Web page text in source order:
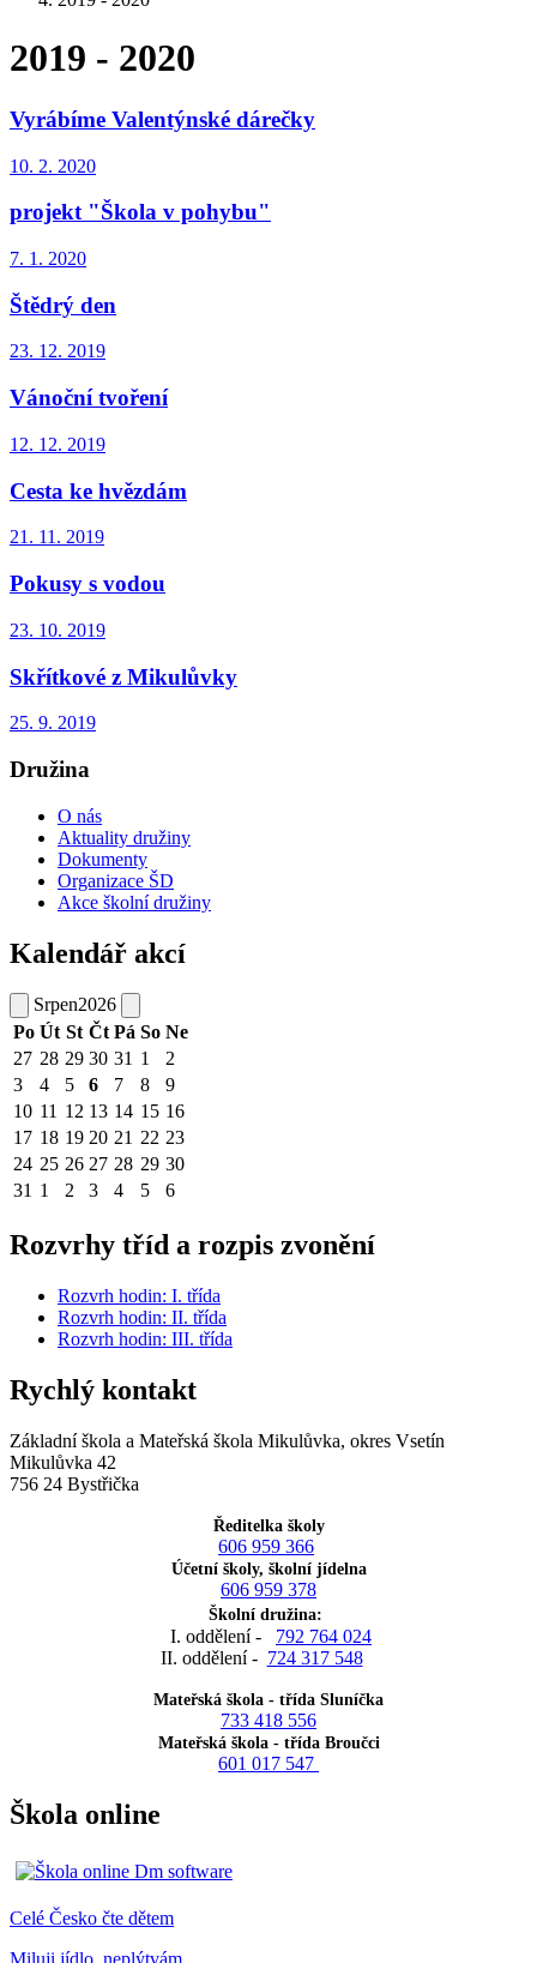
2019 - 2020
Vyrábíme Valentýnské dárečky
10. 2. 2020
projekt "Škola v pohybu"
7. 1. 2020
Štědrý den
23. 12. 2019
Vánoční tvoření
12. 12. 2019
Cesta ke hvězdám
21. 11. 2019
Pokusy s vodou
23. 10. 2019
Skřítkové z Mikulůvky
25. 9. 2019
Družina
O nás
Aktuality družiny
Dokumenty
Organizace ŠD
Akce školní družiny
Kalendář akcí
Srpen2026
Po Út St Čt Pá So Ne
27 28 29 30 31 1
2
3
4 5 6 7 8
9
10 11 12 13 14 15 16
17 18 19 20 21 22 23
24 25 26 27 28 29 30
31 1 2 3 4 5 6
Rozvrhy tříd a rozpis zvonění
Rozvrh hodin: I. třída
Rozvrh hodin: II. třída
Rozvrh hodin: III. třída
Rychlý kontakt
Základní škola a Mateřská škola Mikulůvka, okres Vsetín
Mikulůvka 42
756 24 Bystřička
Ředitelka školy
606 959 366
Účetní školy, školní jídelna
606 959 378
Školní družina:
I. oddělení - 792 764 024
II. oddělení - 724 317 548
Mateřská škola - třída Sluníčka
733 418 556
Mateřská škola - třída Broučci
601 017 547
Škola online
Celé Česko čte dětem
Miluji jídlo, neplýtvám